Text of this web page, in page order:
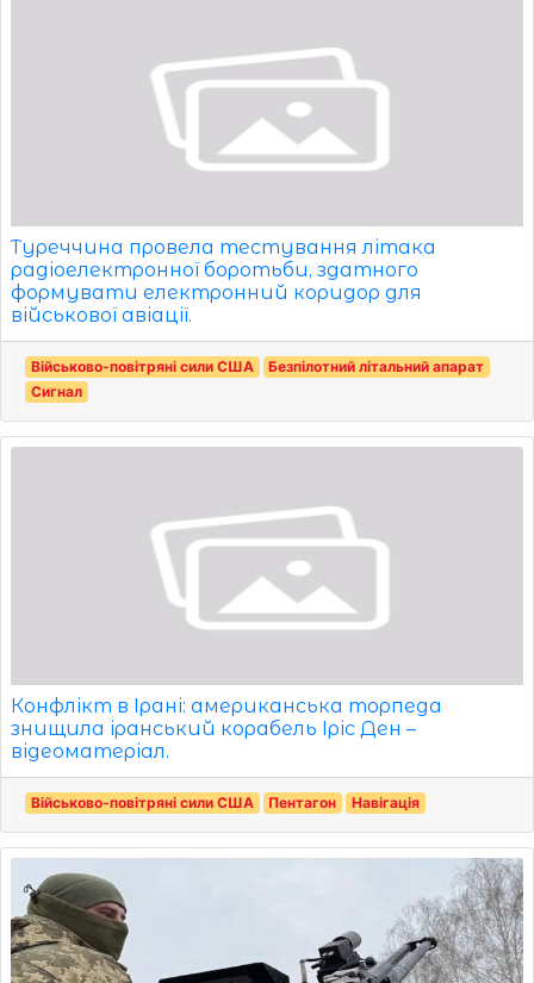
Туреччина провела тестування літака
радіоелектронної боротьби, здатного
формувати електронний коридор для
військової авіації.
Військово-повітряні сили США
Безпілотний літальний апарат
Сигнал
Конфлікт в Ірані: американська торпеда
знищила іранський корабель Іріс Ден –
відеоматеріал.
Військово-повітряні сили США Пентагон Навігація